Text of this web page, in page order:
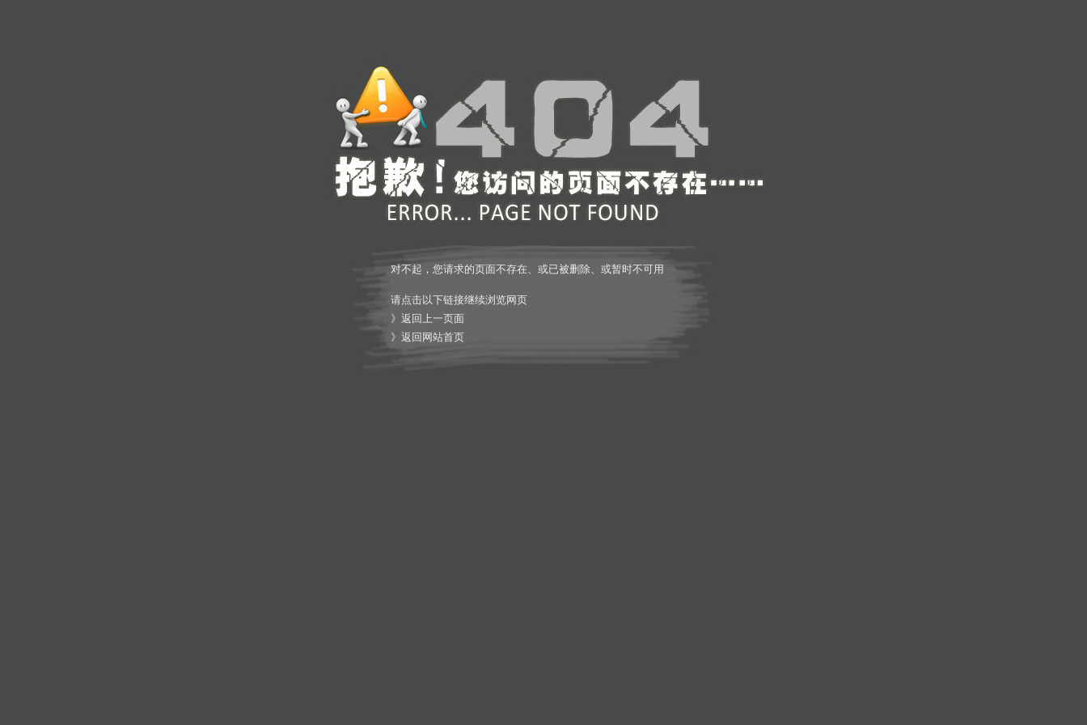
对不起，您请求的页面不存在、或已被删除、或暂时不可用
请点击以下链接继续浏览网页
》 返回上一页面
》 返回网站首页